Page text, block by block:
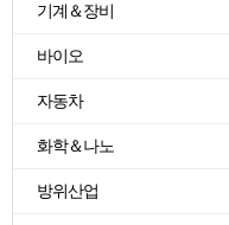
기계＆장비
바이오
자동차
화학＆나노
방위산업